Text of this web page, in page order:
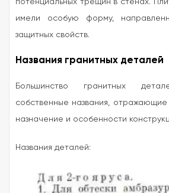
имели особую форму,
защитных свойств.
Названия гранитных деталей
Большинство гранитных
собственные названия,
назначение и особенности
Названия деталей: